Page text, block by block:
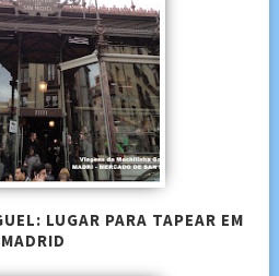
LUGAR PARA TAPEAR EM
MADRID